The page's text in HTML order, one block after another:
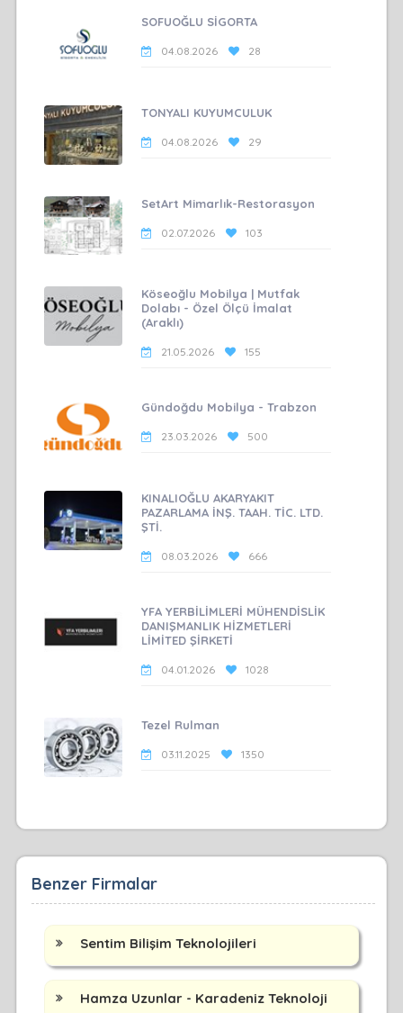
SOFUOĞLU SİGORTA
04.08.2026 28
TONYALI KUYUMCULUK
04.08.2026 29
SetArt Mimarlık-Restorasyon
02.07.2026 103
Köseoğlu Mobilya | Mutfak
Dolabı - Özel Ölçü İmalat
(Araklı)
21.05.2026 155
Gündoğdu Mobilya - Trabzon
23.03.2026 500
KINALIOĞLU AKARYAKIT
PAZARLAMA İNŞ. TAAH. TİC. LTD.
ŞTİ.
08.03.2026 666
YFA YERBİLİMLERİ MÜHENDİSLİK
DANIŞMANLIK HİZMETLERİ
LİMİTED ŞİRKETİ
04.01.2026 1028
Tezel Rulman
03.11.2025 1350
Benzer Firmalar
Sentim Bilişim Teknolojileri
Hamza Uzunlar - Karadeniz Teknoloji